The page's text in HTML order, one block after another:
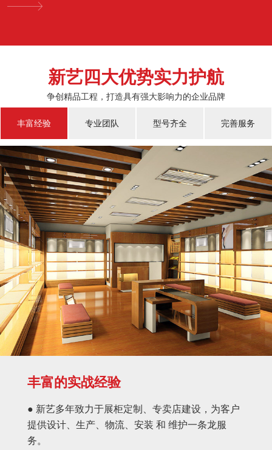
新艺四大优势实力护航
争创精品工程，打造具有强大影响力的企业品牌
丰富经验 专业团队 型号齐全 完善服务
丰富的实战经验
● 新艺多年致力于展柜定制、专卖店建设，为客户
提供设计、生产、物流、安装 和 维护一条龙服
务。